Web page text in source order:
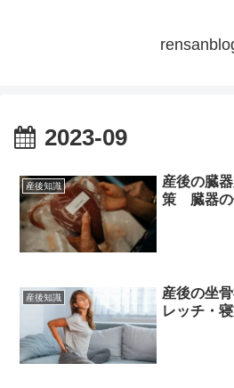
2023-09
産後知識
産後の臓
策 臓器の
産後知識
産後の坐
レッチ・